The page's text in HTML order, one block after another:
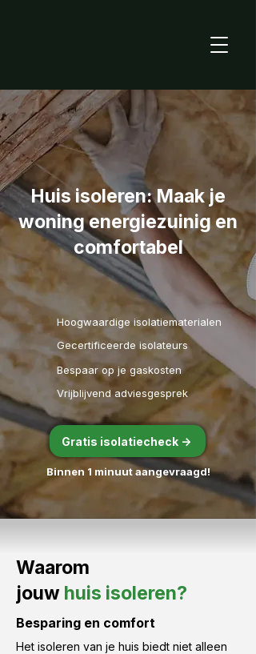
Huis isoleren: Maak je
woning energiezuinig en
comfortabel
Hoogwaardige isolatiematerialen
Gecertificeerde isolateurs
Bespaar op je gaskosten
Vrijblijvend adviesgesprek
Gratis isolatiecheck ->
Binnen 1 minuut aangevraagd!
Waarom
jouw huis isoleren?
Besparing en comfort
Het isoleren van je huis biedt niet alleen